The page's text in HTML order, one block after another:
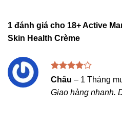
1 đánh giá cho 18+ Active
Skin Health Crème
Được
xếp hạng
45 sao
Châu – 1 Tháng
Giao hàng nhanh.